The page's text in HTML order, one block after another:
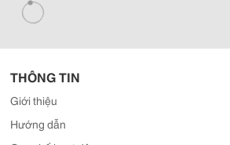
THÔNG TIN
Giới thiệu
Hướng dẫn